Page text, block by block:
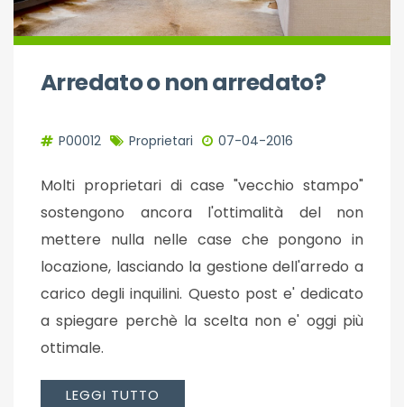
Arredato o non arredato?
P00012 Proprietari 07-04-2016
Molti proprietari di case "vecchio stampo"
sostengono ancora l'ottimalità del non
mettere nulla nelle case che pongono in
locazione, lasciando la gestione dell'arredo a
carico degli inquilini. Questo post e' dedicato
a spiegare perchè la scelta non e' oggi più
ottimale.
LEGGI TUTTO